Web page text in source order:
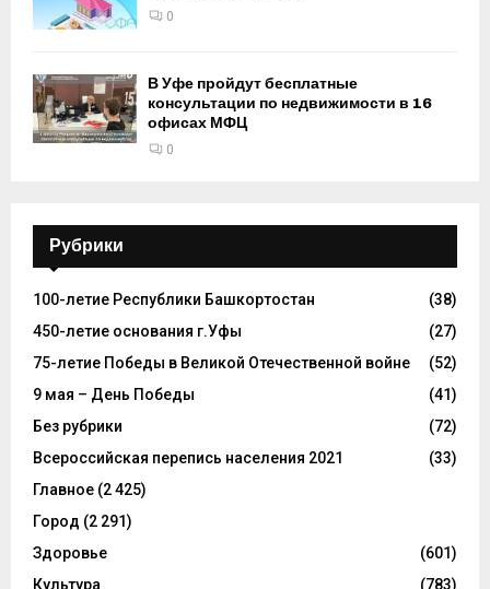
0
В Уфе пройдут бесплатные
консультации по недвижимости в 16
офисах МФЦ
0
Рубрики
100-летие Республики Башкортостан
(38)
450-летие основания г.Уфы
(27)
75-летие Победы в Великой Отечественной войне
(52)
9 мая – День Победы
(41)
Без рубрики
(72)
Всероссийская перепись населения 2021
(33)
Главное (2 425)
Город (2 291)
Здоровье
(601)
Культура
(783)